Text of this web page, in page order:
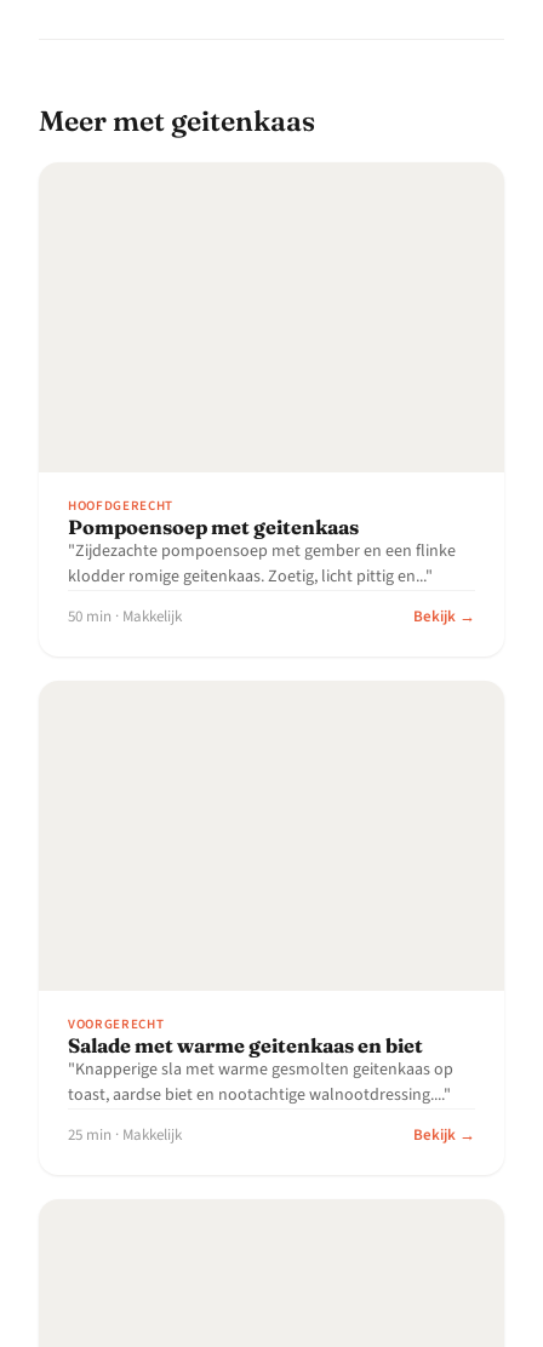
meer met geitenkaas
HOOFDGERECHT
Pompoensoep met geitenkaas
"Zijdezachte pompoensoep met gember en een flinke
klodder romige geitenkaas. Zoetig, licht pittig en..."
50 min · Makkelijk Bekijk →
VOORGERECHT
Salade met warme geitenkaas en biet
"Knapperige sla met warme gesmolten geitenkaas op
toast, aardse biet en nootachtige walnootdressing...."
25 min · Makkelijk Bekijk →